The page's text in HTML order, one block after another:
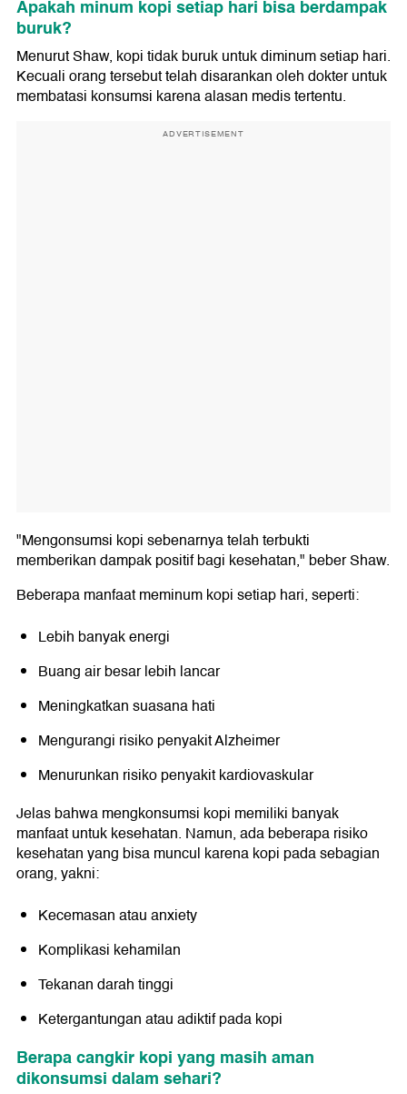
Apakah minum kopi setiap hari bisa berdampak
buruk?
Menurut Shaw, kopi tidak buruk untuk diminum setiap hari.
Kecuali orang tersebut telah disarankan oleh dokter untuk
membatasi konsumsi karena alasan medis tertentu.
ADVERTISEMENT
"Mengonsumsi kopi sebenarnya telah terbukti
memberikan dampak positif bagi kesehatan," beber Shaw.
Beberapa manfaat meminum kopi setiap hari, seperti:
Lebih banyak energi
Buang air besar lebih lancar
Meningkatkan suasana hati
Mengurangi risiko penyakit Alzheimer
Menurunkan risiko penyakit kardiovaskular
Jelas bahwa mengkonsumsi kopi memiliki banyak
manfaat untuk kesehatan. Namun, ada beberapa risiko
kesehatan yang bisa muncul karena kopi pada sebagian
orang, yakni:
Kecemasan atau anxiety
Komplikasi kehamilan
Tekanan darah tinggi
Ketergantungan atau adiktif pada kopi
Berapa cangkir kopi yang masih aman
dikonsumsi dalam sehari?